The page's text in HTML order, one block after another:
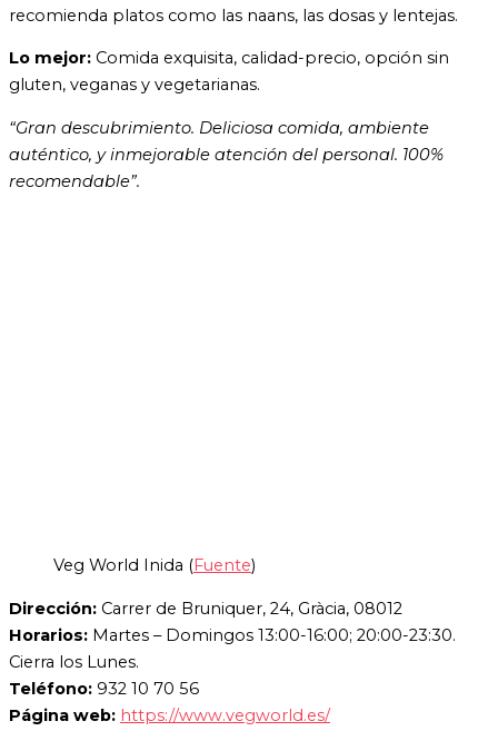
recomienda platos como las naans, las dosas y lentejas.
Lo mejor: Comida exquisita, calidad-precio, opción sin
gluten, veganas y vegetarianas.
“Gran descubrimiento. Deliciosa comida, ambiente
auténtico, y inmejorable atención del personal. 100%
recomendable”.
Veg World Inida (Fuente)
Dirección: Carrer de Bruniquer, 24, Gràcia, 08012
Horarios: Martes – Domingos 13:00-16:00; 20:00-23:30.
Cierra los Lunes.
Teléfono: 932 10 70 56
Página web: https://www.vegworld.es/